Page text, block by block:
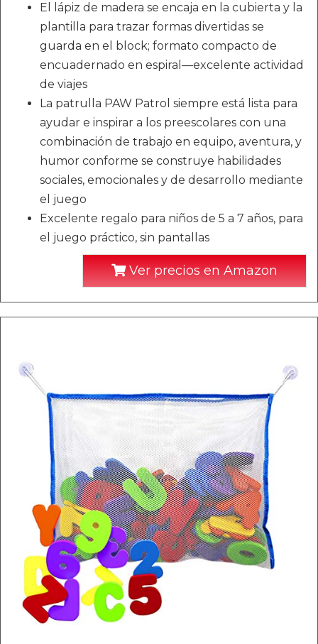
El lápiz de madera se encaja en la cubierta y la
plantilla para trazar formas divertidas se
guarda en el block; formato compacto de
encuadernado en espiral—excelente actividad
de viajes
La patrulla PAW Patrol siempre está lista para
ayudar e inspirar a los preescolares con una
combinación de trabajo en equipo, aventura, y
humor conforme se construye habilidades
sociales, emocionales y de desarrollo mediante
el juego
Excelente regalo para niños de 5 a 7 años, para
el juego práctico, sin pantallas
Ver precios en Amazon